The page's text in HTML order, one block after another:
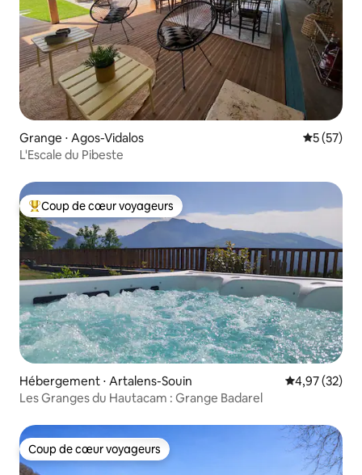
Grange ⋅ Agos-Vidalos
5 (57)
L'Escale du Pibeste
Coups de cœur voyageurs les plus appréciés
Coup de cœur voyageurs
Hébergement ⋅ Artalens-Souin Évaluation
4,97 (32)
Les Granges du Hautacam : Grange Badarel
Coup de cœur voyageurs
Coup de cœur voyageurs